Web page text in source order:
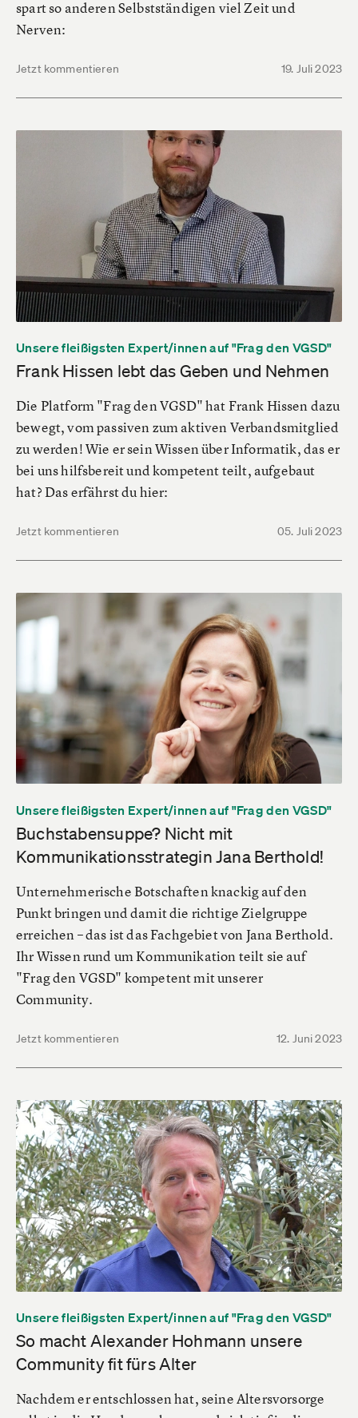
spart so anderen Selbstständigen viel Zeit und
Nerven:
Jetzt kommentieren 19. Juli 2023
Unsere fleißigsten Expert/innen auf "Frag den VGSD"
Frank Hissen lebt das Geben und Nehmen
Die Platform "Frag den VGSD" hat Frank Hissen dazu
bewegt, vom passiven zum aktiven Verbandsmitglied
zu werden! Wie er sein Wissen über Informatik, das er
bei uns hilfsbereit und kompetent teilt, aufgebaut
hat? Das erfährst du hier:
Jetzt kommentieren 05. Juli 2023
Unsere fleißigsten Expert/innen auf "Frag den VGSD"
Buchstabensuppe? Nicht mit
Kommunikationsstrategin Jana Berthold!
Unternehmerische Botschaften knackig auf den
Punkt bringen und damit die richtige Zielgruppe
erreichen – das ist das Fachgebiet von Jana Berthold.
Ihr Wissen rund um Kommunikation teilt sie auf
"Frag den VGSD" kompetent mit unserer
Community.
Jetzt kommentieren 12. Juni 2023
Unsere fleißigsten Expert/innen auf "Frag den VGSD"
So macht Alexander Hohmann unsere
Community fit fürs Alter
Nachdem er entschlossen hat, seine Altersvorsorge